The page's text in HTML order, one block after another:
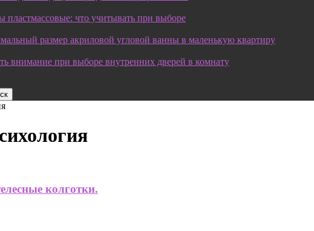
пластмассовые: что учитывать при выборе
размер акриловой угловой ванны в маленькую квартиру
внимание при выборе внутренних дверей в комнату
колготки.